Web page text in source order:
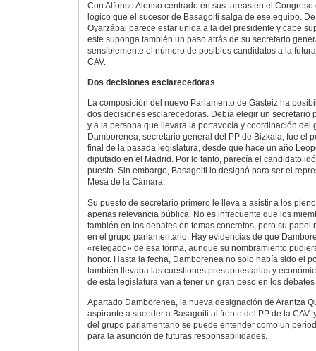
Con Alfonso Alonso centrado en sus tareas en el
lógico que el sucesor de Basagoiti salga de ese equipo.
Oyarzábal parece estar unida a la del presidente y cabe
este suponga también un paso atrás de su secretario
sensiblemente el número de posibles candidatos a la
CAV.
Dos decisiones esclarecedoras
La composición del nuevo Parlamento de Gasteiz ha
dos decisiones esclarecedoras. Debía elegir un secretario
y a la persona que llevara la portavocía y coordinación del
Damborenea, secretario general del PP de Bizkaia, fue el
final de la pasada legislatura, desde que hace un año
diputado en el Madrid. Por lo tanto, parecía el candidato
puesto. Sin embargo, Basagoiti lo designó para ser el
Mesa de la Cámara.
Su puesto de secretario primero le lleva a asistir a los
apenas relevancia pública. No es infrecuente que los
también en los debates en temas concretos, pero su papel
en el grupo parlamentario. Hay evidencias de que
«relegado» de esa forma, aunque su nombramiento
honor. Hasta la fecha, Damborenea no solo había sido el
también llevaba las cuestiones presupuestarias y
de esta legislatura van a tener un gran peso en los
Apartado Damborenea, la nueva designación de Arantza
aspirante a suceder a Basagoiti al frente del PP de la CAV,
del grupo parlamentario se puede entender como un
para la asunción de futuras responsabilidades.